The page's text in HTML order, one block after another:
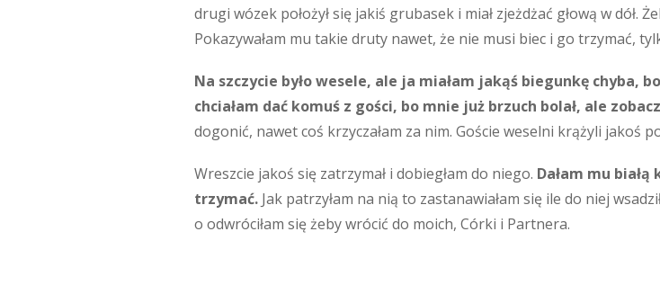
drugi wózek położył się jakiś grubasek i miał zjeżdżać głową w dół.
Pokazywałam mu takie druty nawet, że nie musi biec i go trzymać,
Na szczycie było wesele, ale ja miałam jakąś biegunkę
chciałam dać komuś z gości, bo mnie już brzuch bolał, ale
dogonić, nawet coś krzyczałam za nim. Goście weselni krążyli jakoś
Wreszcie jakoś się zatrzymał i dobiegłam do niego. Dałam mu
trzymać. Jak patrzyłam na nią to zastanawiałam się ile do niej
o odwróciłam się żeby wrócić do moich, Córki i Partnera.